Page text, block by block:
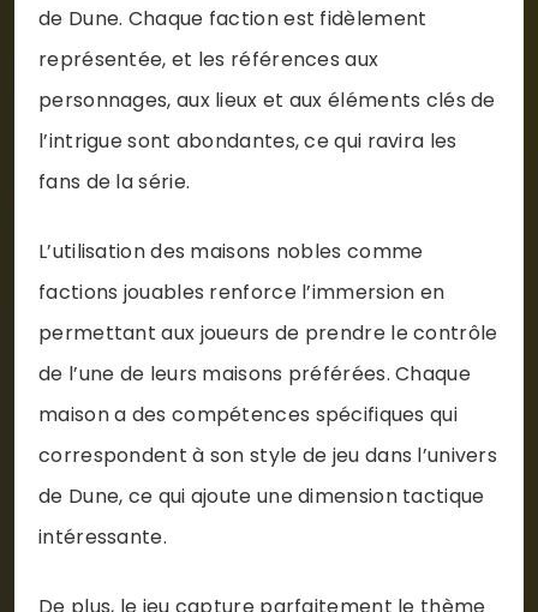
de Dune. Chaque faction est fidèlement
représentée, et les références aux
personnages, aux lieux et aux éléments clés de
l’intrigue sont abondantes, ce qui ravira les
fans de la série.
L’utilisation des maisons nobles comme
factions jouables renforce l’immersion en
permettant aux joueurs de prendre le contrôle
de l’une de leurs maisons préférées. Chaque
maison a des compétences spécifiques qui
correspondent à son style de jeu dans l’univers
de Dune, ce qui ajoute une dimension tactique
intéressante.
De plus, le jeu capture parfaitement le thème